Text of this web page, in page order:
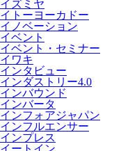
イズミヤ
イトーヨーカドー
イノベーション
イベント
イベント・セミナー
イワキ
インタビュー
インダストリー4.0
インバウンド
インバータ
インフォアジャパン
インフルエンサー
インプレス
イートイン